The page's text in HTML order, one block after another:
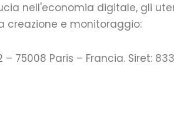
nell'economia digitale, gli
creazione e monitoraggio:
– 75008 Paris – Francia. Siret: